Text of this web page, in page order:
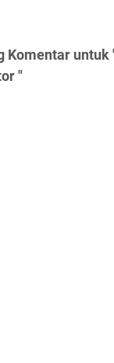
Komentar untuk
"